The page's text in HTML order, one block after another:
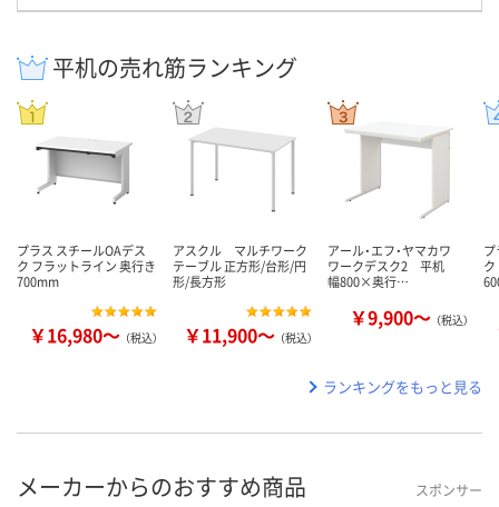
平机の売れ筋ランキング
プラス スチールOAデス
ク フラットライン 奥行き
700mm
￥16,980～ （税込）
アスクル マルチワーク
テーブル 正方形/台形/円
形/長方形
￥11,900～ （税込）
アール・エフ・ヤマカワ
ワークデスク2 平机
幅800×奥行…
￥9,900～ （税込）
ランキングをもっと見る
メーカーからのおすすめ商品 スポンサー